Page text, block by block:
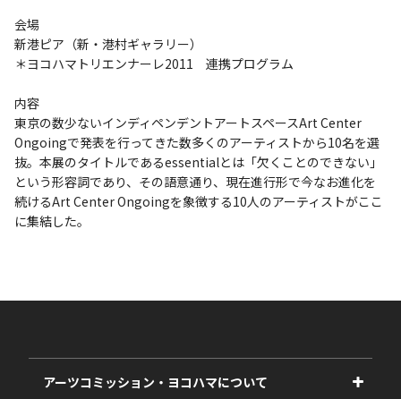
会場
新港ピア（新・港村ギャラリー）
＊ヨコハマトリエンナーレ2011 連携プログラム
内容
東京の数少ないインディペンデントアートスペースArt Center
Ongoingで発表を行ってきた数多くのアーティストから10名を選
抜。本展のタイトルであるessentialとは「欠くことのできない」
という形容詞であり、その語意通り、現在進行形で今なお進化を
続けるArt Center Ongoingを象徴する10人のアーティストがここ
に集結した。
アーツコミッション・ヨコハマについて